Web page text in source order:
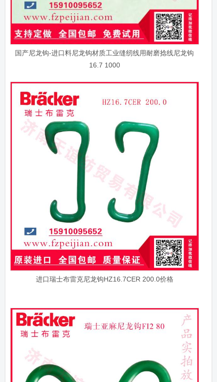
国产尼龙钩-进口料尼龙钩材质工业缝纫线用耐磨捻线尼龙钩
16.7 1000
进口瑞士布雷克尼龙钩HZ16.7CER 200.0价格